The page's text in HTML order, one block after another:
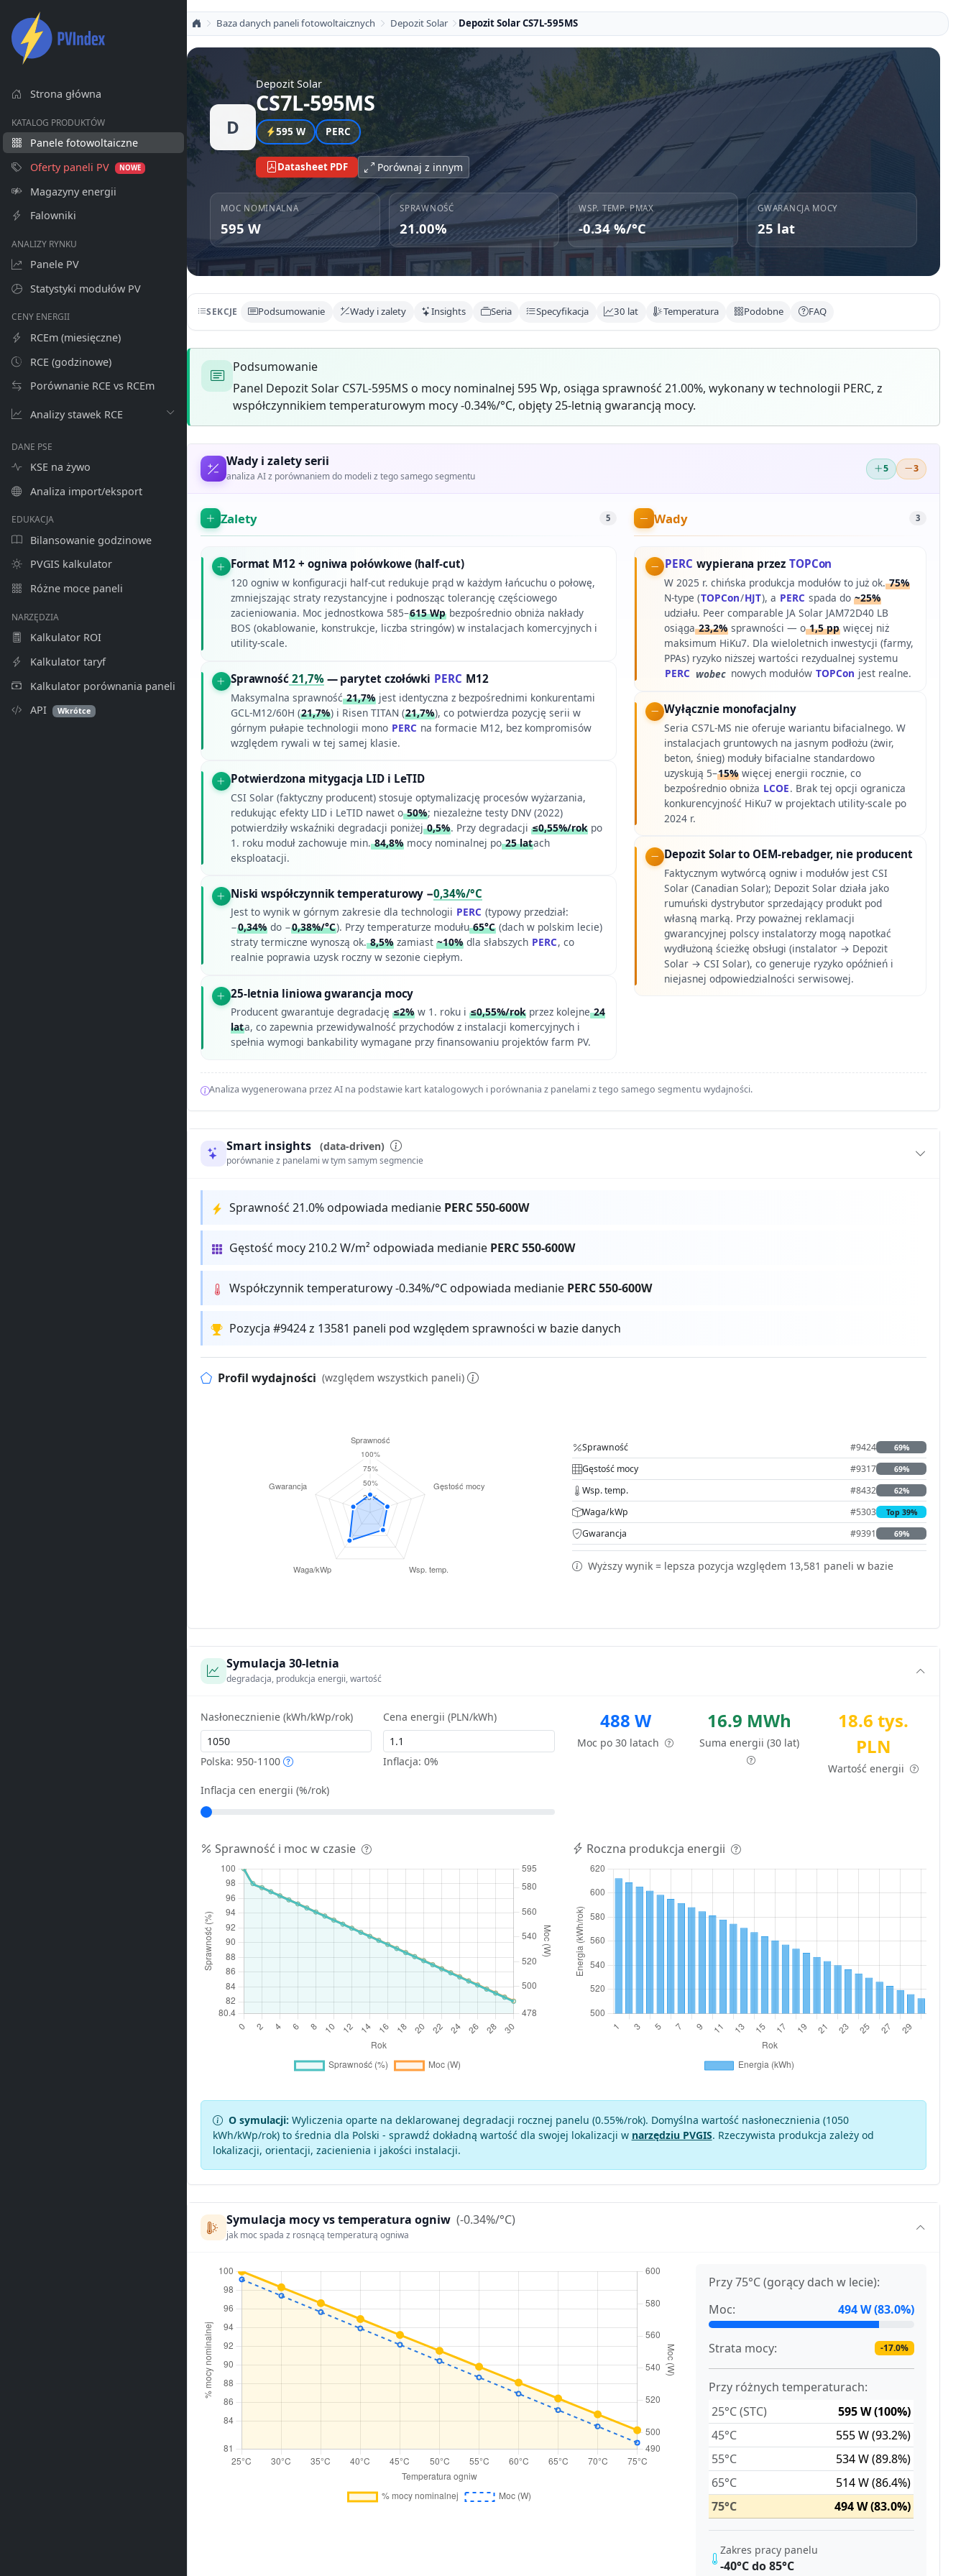
Strona główna
KATALOG PRODUKTÓW
Panele fotowoltaiczne
Oferty paneli PV
NOWE
Magazyny energii
Falowniki
ANALIZY RYNKU
Panele PV
Statystyki modułów PV
CENY ENERGII
RCEm (miesięczne)
RCE (godzinowe)
Porównanie RCE vs RCEm
Analizy stawek RCE
DANE PSE
KSE na żywo
Analiza import/eksport
EDUKACJA
Bilansowanie godzinowe
PVGIS kalkulator
Różne moce paneli
NARZĘDZIA
Kalkulator ROI
Kalkulator taryf
Kalkulator porównania paneli
API
Wkrótce
Baza danych paneli fotowoltaicznych Depozit Solar Depozit Solar CS7L-595MS
D
Depozit Solar
CS7L-595MS
595 W PERC
Datasheet PDF Porównaj z innym
MOC NOMINALNA
595 W
SPRAWNOŚĆ
21.00%
WSP. TEMP. PMAX
-0.34 %/°C
GWARANCJA MOCY
25 lat
SEKCJE Podsumowanie Wady i zalety Insights Seria Specyfikacja 30 lat Temperatura Podobne FAQ
Podsumowanie
Panel Depozit Solar CS7L-595MS o mocy nominalnej 595 Wp, osiąga sprawność 21.00%, wykonany w technologii PERC, z
współczynnikiem temperaturowym mocy -0.34%/°C, objęty 25-letnią gwarancją mocy.
Wady i zalety serii
analiza AI z porównaniem do modeli z tego samego segmentu
5 3
Zalety 5
Format M12 + ogniwa połówkowe (half-cut)
120 ogniw w konfiguracji half-cut redukuje prąd w każdym łańcuchu o połowę,
zmniejszając straty rezystancyjne i podnosząc tolerancję częściowego
zacieniowania. Moc jednostkowa 585–615 Wpbezpośrednio obniża nakłady
BOS (okablowanie, konstrukcje, liczba stringów) w instalacjach komercyjnych i
utility-scale.
Sprawność 21,7%— parytet czołówki PERC M12
Maksymalna sprawność21,7%jest identyczna z bezpośrednimi konkurentami
GCL-M12/60H (21,7%) i Risen TITAN (21,7%), co potwierdza pozycję serii w
górnym pułapie technologii mono PERC na formacie M12, bez kompromisów
względem rywali w tej samej klasie.
Potwierdzona mitygacja LID i LeTID
CSI Solar (faktyczny producent) stosuje optymalizację procesów wyżarzania,
redukując efekty LID i LeTID nawet o50%; niezależne testy DNV (2022)
potwierdziły wskaźniki degradacji poniżej0,5%. Przy degradacji ≤0,55%/rokpo
1. roku moduł zachowuje min.84,8%mocy nominalnej po25 latach
eksploatacji.
Niski współczynnik temperaturowy −0,34%/°C
Jest to wynik w górnym zakresie dla technologii PERC (typowy przedział:
−0,34%do −0,38%/°C). Przy temperaturze modułu65°C(dach w polskim lecie)
straty termiczne wynoszą ok.8,5%zamiast ~10%dla słabszych PERC, co
realnie poprawia uzysk roczny w sezonie ciepłym.
25-letnia liniowa gwarancja mocy
Producent gwarantuje degradację ≤2%w 1. roku i ≤0,55%/rokprzez kolejne24
lata, co zapewnia przewidywalność przychodów z instalacji komercyjnych i
spełnia wymogi bankability wymagane przy finansowaniu projektów farm PV.
Wady 3
PERC wypierana przez TOPCon
W 2025 r. chińska produkcja modułów to już ok.75%
N-type (TOPCon/HJT), a PERC spada do~25%
udziału. Peer comparable JA Solar JAM72D40 LB
osiąga23,2% sprawności — o1,5 pp więcej niż
maksimum HiKu7. Dla wieloletnich inwestycji (farmy,
PPAs) ryzyko niższej wartości rezydualnej systemu
PERC wobec nowych modułów TOPCon jest realne.
Wyłącznie monofacjalny
Seria CS7L-MS nie oferuje wariantu bifacialnego. W
instalacjach gruntowych na jasnym podłożu (żwir,
beton, śnieg) moduły bifacialne standardowo
uzyskują 5–15% więcej energii rocznie, co
bezpośrednio obniża LCOE. Brak tej opcji ogranicza
konkurencyjność HiKu7 w projektach utility-scale po
2024 r.
Depozit Solar to OEM-rebadger, nie producent
Faktycznym wytwórcą ogniw i modułów jest CSI
Solar (Canadian Solar); Depozit Solar działa jako
rumuński dystrybutor sprzedający produkt pod
własną marką. Przy poważnej reklamacji
gwarancyjnej polscy instalatorzy mogą napotkać
wydłużoną ścieżkę obsługi (instalator → Depozit
Solar → CSI Solar), co generuje ryzyko opóźnień i
niejasnej odpowiedzialności serwisowej.
Analiza wygenerowana przez AI na podstawie kart katalogowych i porównania z panelami z tego samego segmentu wydajności.
Smart insights (data-driven)
porównanie z panelami w tym samym segmencie
Sprawność 21.0% odpowiada medianie PERC 550-600W
Gęstość mocy 210.2 W/m² odpowiada medianie PERC 550-600W
Współczynnik temperaturowy -0.34%/°C odpowiada medianie PERC 550-600W
Pozycja #9424 z 13581 paneli pod względem sprawności w bazie danych
Profil wydajności (względem wszystkich paneli)
Sprawność #9424 69%
Gęstość mocy #9317 69%
Wsp. temp. #8432 62%
Waga/kWp #5303 Top 39%
Gwarancja #9391 69%
Wyższy wynik = lepsza pozycja względem 13,581 paneli w bazie
Symulacja 30-letnia
degradacja, produkcja energii, wartość
Nasłonecznienie (kWh/kWp/rok)
Polska: 950-1100
Cena energii (PLN/kWh)
Inflacja:0%
Inflacja cen energii (%/rok)
488 W
Moc po 30 latach
16.9 MWh
Suma energii (30 lat)
18.6 tys.
PLN
Wartość energii
Sprawność i moc w czasie Roczna produkcja energii
O symulacji: Wyliczenia oparte na deklarowanej degradacji rocznej panelu (0.55%/rok). Domyślna wartość nasłonecznienia (1050
kWh/kWp/rok) to średnia dla Polski - sprawdź dokładną wartość dla swojej lokalizacji w narzędziu PVGIS. Rzeczywista produkcja zależy od
lokalizacji, orientacji, zacienienia i jakości instalacji.
Symulacja mocy vs temperatura ogniw (-0.34%/°C)
jak moc spada z rosnącą temperaturą ogniwa
Przy 75°C (gorący dach w lecie):
Moc:
494 W (83.0%)
Strata mocy: -17.0%
Przy różnych temperaturach:
25°C (STC)
595 W (100%)
45°C
555 W (93.2%)
55°C
534 W (89.8%)
65°C
514 W (86.4%)
75°C
494 W (83.0%)
Zakres pracy panelu
-40°C do 85°C